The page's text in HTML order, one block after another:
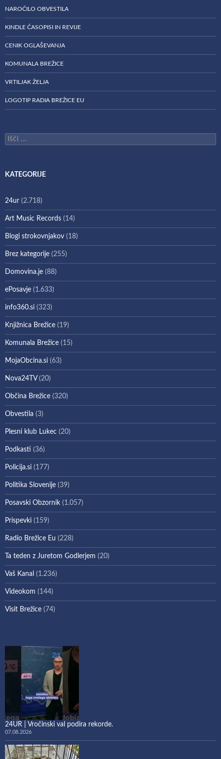
NAROČILO OBVESTILA
KINDLE ČASOPISI IN REVIJE
CENIK OGLAŠEVANJA
KOMUNALA BREŽICE
VRTILJAK ŽELJA
LOGOTIP RADIA BREŽICE EU
Išči:
KATEGORIJE
24ur (2.718)
Art Music Records (14)
Blogi strokovnjakov (18)
Brez kategorije (255)
Domovina.je (88)
ePosavje (1.633)
info360.si (323)
Knjižnica Brežice (19)
Komunala Brežice (15)
MojaObcina.si (63)
Nova24TV(20)
Občina Brežice (320)
Obvestila (3)
Plesni klub Lukec (20)
Podkasti (36)
Policija.si (177)
Politika Slovenije (39)
Posavski Obzornik (1.057)
Prispevki (159)
Radio Brežice Eu (228)
Ta teden z Juretom Godlerjem (20)
Vaš Kanal (1.236)
Videokom (144)
Visit Brežice (74)
24UR | Vročinski val podira rekorde.
07.08.2026